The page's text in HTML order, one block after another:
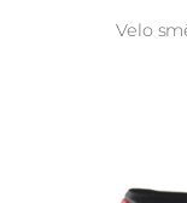
Velo